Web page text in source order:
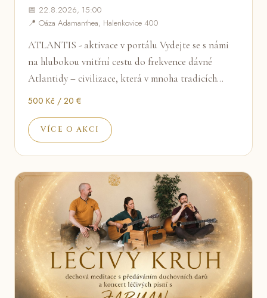
📅 22.8.2026, 15:00
📍 Oáza Adamanthea, Halenkovice 400
ATLANTIS - aktivace v portálu Vydejte se s námi
na hlubokou vnitřní cestu do frekvence dávné
Atlantidy – civilizace, která v mnoha tradicích…
500 Kč / 20 €
VÍCE O AKCI